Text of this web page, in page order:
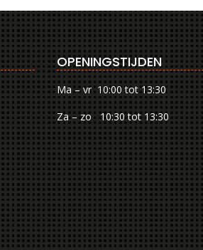
OPENINGSTIJDEN
Ma – vr 10:00 tot 13:30
Za – zo 10:30 tot 13:30